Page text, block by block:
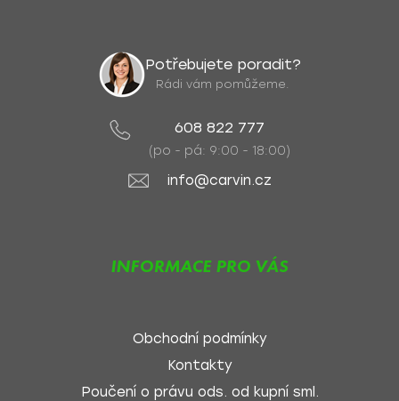
Potřebujete poradit?
Rádi vám pomůžeme.
608 822 777
(po - pá: 9:00 - 18:00)
info@carvin.cz
INFORMACE PRO VÁS
Obchodní podmínky
Kontakty
Poučení o právu ods. od kupní sml.